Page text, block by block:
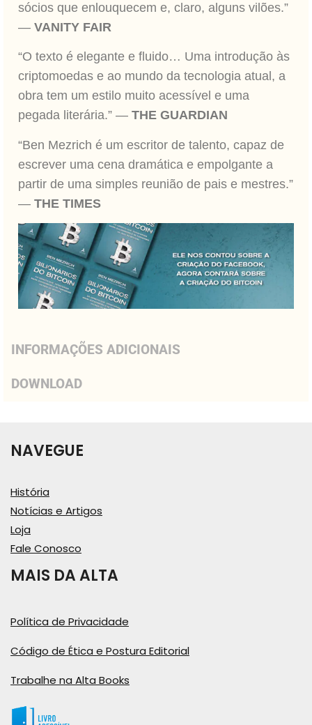
sócios que enlouquecem e, claro, alguns vilões.”
— VANITY FAIR
“O texto é elegante e fluido… Uma introdução às
criptomoedas e ao mundo da tecnologia atual, a
obra tem um estilo muito acessível e uma
pegada literária.” — THE GUARDIAN
“Ben Mezrich é um escritor de talento, capaz de
escrever uma cena dramática e empolgante a
partir de uma simples reunião de pais e mestres.”
— THE TIMES
INFORMAÇÕES ADICIONAIS
DOWNLOAD
NAVEGUE
História
Notícias e Artigos
Loja
Fale Conosco
MAIS DA ALTA
Política de Privacidade
Código de Ética e Postura Editorial
Trabalhe na Alta Books